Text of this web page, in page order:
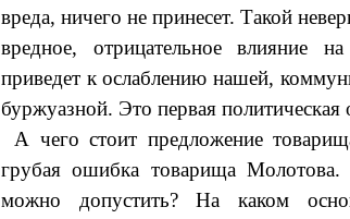
вреда, ничего не принесет. Такой
вредное, отрицательное влияние
приведет к ослаблению нашей,
буржуазной. Это первая
А чего стоит предложение
грубая ошибка товарища
можно допустить? На каком